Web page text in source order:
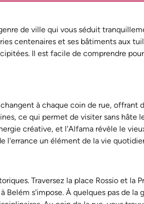
de ville qui vous séduit
centenaires et ses bâtiments aux
Il est facile de comprendre
à chaque coin de rue, offrant
ce qui permet de visiter sans hâte
créative, et l'Alfama révèle le
l'errance un élément de la vie
Traversez la place Rossio et la
s'impose. À quelques pas de la